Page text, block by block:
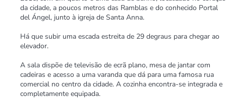
da cidade, a poucos metros das Ramblas e do conhecido Portal
del Ángel, junto à igreja de Santa Anna.
Há que subir uma escada estreita de 29 degraus para chegar ao
elevador.
A sala dispõe de televisão de ecrã plano, mesa de jantar com
cadeiras e acesso a uma varanda que dá para uma famosa rua
comercial no centro da cidade. A cozinha encontra-se integrada e
completamente equipada.